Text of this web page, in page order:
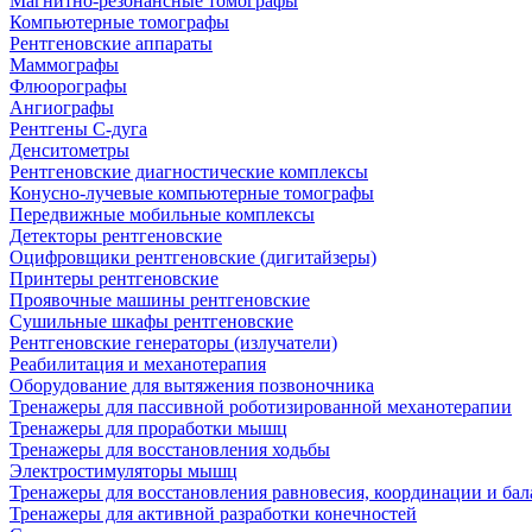
Компьютерные томографы
Рентгеновские аппараты
Маммографы
Флюорографы
Ангиографы
Рентгены С-дуга
Денситометры
Рентгеновские диагностические комплексы
Конусно-лучевые компьютерные томографы
Передвижные мобильные комплексы
Детекторы рентгеновские
Оцифровщики рентгеновские (дигитайзеры)
Принтеры рентгеновские
Проявочные машины рентгеновские
Сушильные шкафы рентгеновские
Рентгеновские генераторы (излучатели)
Реабилитация и механотерапия
Оборудование для вытяжения позвоночника
Тренажеры для пассивной роботизированной механотерапии
Тренажеры для проработки мышц
Тренажеры для восстановления ходьбы
Электростимуляторы мышц
Тренажеры для восстановления равновесия, координации и
Тренажеры для активной разработки конечностей